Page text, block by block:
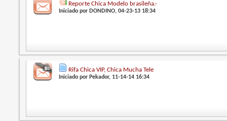
Reporte Chica Modelo brasileña.-
Iniciado porDONDINO, 04-23-13 18:34
Rifa Chica VIP, Chica Mucha Tele
Iniciado por Pekador, 11-14-14 16:34